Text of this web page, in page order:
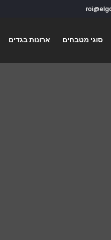
סוגי מטבחים ארונות בגדים